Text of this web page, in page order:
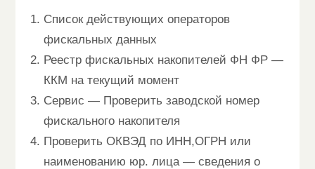
Список действующих операторов
фискальных данных
Реестр фискальных накопителей ФН ФР —
ККМ на текущий момент
Сервис — Проверить заводской номер
фискального накопителя
Проверить ОКВЭД по ИНН,ОГРН или
наименованию юр. лица — сведения о